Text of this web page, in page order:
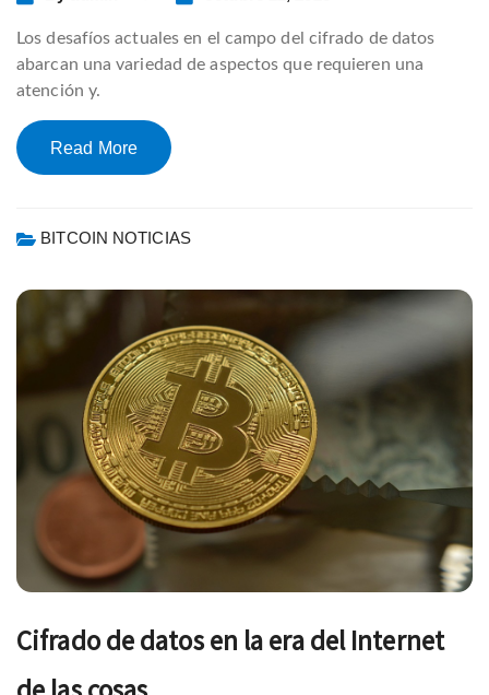
Los desafíos actuales en el campo del cifrado de datos
abarcan una variedad de aspectos que requieren una
atención y.
Read More
BITCOIN NOTICIAS
Cifrado de datos en la era del Internet